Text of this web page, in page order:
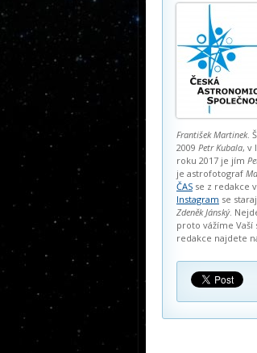
František Martinek.
2009 Petr Kubala, v
roku 2017 je jím
je astrofotograf
ČAS se z redakce
Instagram se
Zdeněk Jánský.
proto vážíme
redakce najdete